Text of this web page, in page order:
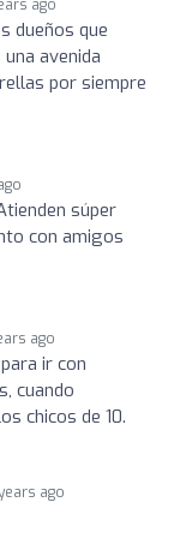
ago
dueños que
avenida
por siempre
súper
con amigos
ago
ir con
cuando
chicos de 10.
ago